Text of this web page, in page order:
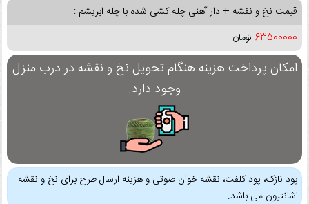
قیمت نخ و نقشه + دار آهنی چله کشی شده با چله ابریشم :
63500000 تومان
امکان پرداخت هزینه هنگام تحویل نخ و نقشه در درب منزل
وجود دارد.
پود نازک، پود کلفت، نقشه خوان صوتی و هزینه ارسال طرح برای نخ و نقشه
اشانتیون می باشد.